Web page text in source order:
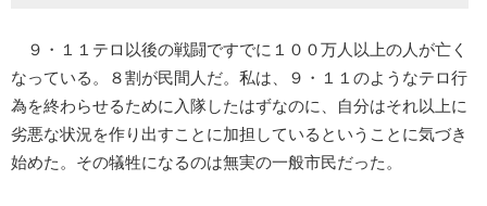
９・１１テロ以後の戦闘ですでに１００万人以上の人が亡く
なっている。８割が民間人だ。私は、９・１１のようなテロ行
為を終わらせるために入隊したはずなのに、自分はそれ以上に
劣悪な状況を作り出すことに加担しているということに気づき
始めた。その犠牲になるのは無実の一般市民だった。